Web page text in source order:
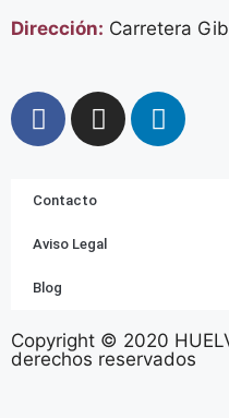
Dirección: Carretera
Contacto
Aviso Legal
Blog
Copyright © 2020
derechos reservados